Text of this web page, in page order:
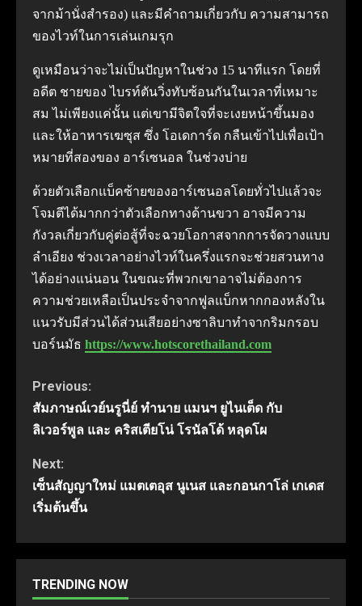
จากม้านั่งสำรอง) และมีคำถามเกี่ยวกับ ความสามารถ
ของไวท์ในการเล่นเกมรุก
ดูเหมือนว่าจะไม่เป็นปัญหาในช่วง 15 นาทีแรก โดยที่
อดีต ชายของ ไบรท์ตันวิ่งทับซ้อนกันในเวลาที่เหมาะ
สม ไม่เพียงแค่นั้น แต่เขามีจิตใจที่จะเงยหน้าขึ้นมอง
และให้อาหารเฆซุส ซึ่ง โอเดการ์ด กลืนเข้าไปเพื่อเป้า
หมายที่สองของ อาร์เซนอล ในช่วงบ่าย
ด้วยตัวเลือกแบ็คซ้ายของอาร์เซนอลโดยทั่วไปแล้วจะ
โจมตีได้มากกว่าตัวเลือกทางด้านขวา อาจมีความ
กังวลเกี่ยวกับคู่ต่อสู้ที่จะฉวยโอกาสจากการจัดวางแบบ
ลำเอียง ช่วงเวลาอย่างไวท์ในครึ่งแรกจะช่วยสวนทาง
ได้อย่างแน่นอน ในขณะที่พวกเขาอาจไม่ต้องการ
ความช่วยเหลือเป็นประจำจากฟูลแบ็กหากกองหลังใน
แนวรับมีส่วนได้ส่วนเสียอย่างซาลิบาทำจากริมกรอบ
บอร์นมัธ https://www.hotscorethailand.com
Continue
Reading
Previous:
สัมภาษณ์เวย์นรูนี่ย์ ทำนาย แมนฯ ยูไนเต็ด กับ
ลิเวอร์พูล และ คริสเตียโน่ โรนัลโด้ หลุดโผ
Next:
เซ็นสัญญาใหม่ แมตเตอุส นูเนส และกอนกาโล่ เกเดส
เริ่มต้นขึ้น
TRENDING NOW